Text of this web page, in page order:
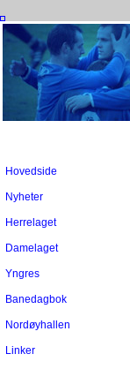
Hovedside
Nyheter
Herrelaget
Damelaget
Yngres
Banedagbok
Nordøyhallen
Linker